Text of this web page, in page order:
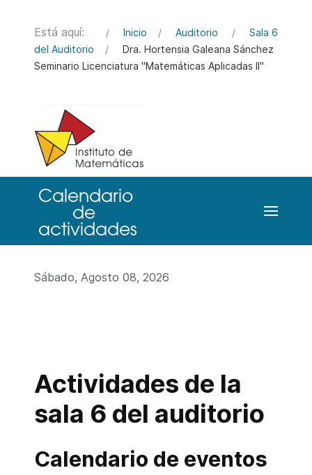
Está aquí: Inicio Auditorio
Sala 6
del Auditorio
Dra. Hortensia Galeana Sánchez
Seminario Licenciatura "Matemáticas Aplicadas II"
Sábado, Agosto 08, 2026
Actividades de la
sala 6 del auditorio
Calendario de eventos